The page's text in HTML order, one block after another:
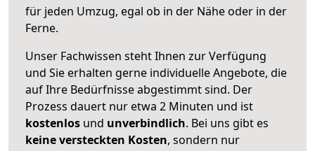
für jeden Umzug, egal ob in der Nähe oder in der
Ferne.
Unser Fachwissen steht Ihnen zur Verfügung
und Sie erhalten gerne individuelle Angebote, die
auf Ihre Bedürfnisse abgestimmt sind. Der
Prozess dauert nur etwa 2 Minuten und ist
kostenlos und unverbindlich. Bei uns gibt es
keine versteckten Kosten, sondern nur